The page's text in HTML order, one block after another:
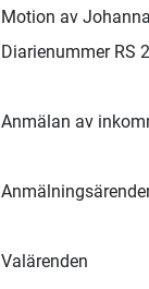
Motion av
Diarienummer RS
Anmälan av
Valärenden